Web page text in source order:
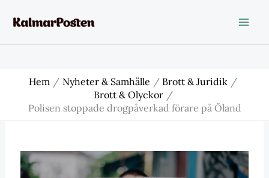
Hem Nyheter & Samhälle
Brott & Juridik
Brott & Olyckor
Polisen stoppade drogpåverkad förare på Öland